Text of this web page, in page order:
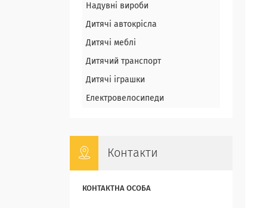
Надувні вироби
Дитячі автокрісла
Дитячі меблі
Дитячий транспорт
Дитячі іграшки
Електровелосипеди
Контакти